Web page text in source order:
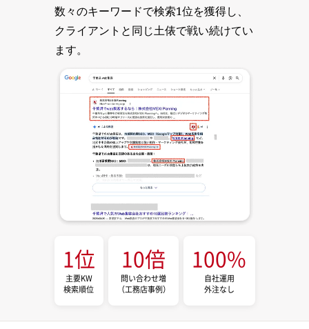
数々のキーワードで検索1位を獲得し、
クライアントと同じ土俵で戦い続けてい
ます。
1位
主要KW
検索順位
10倍
問い合わせ増
（工務店事例）
100%
自社運用
外注なし